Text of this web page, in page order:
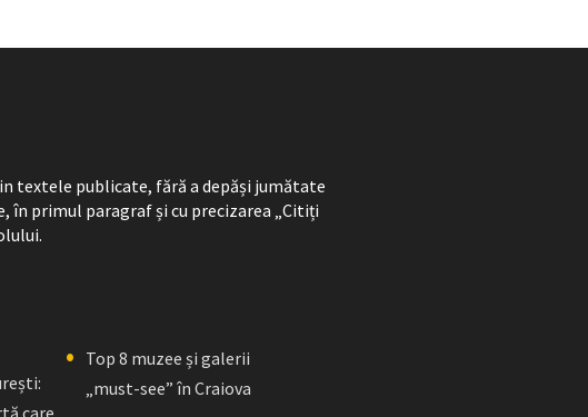
textele publicate, fără a depăși jumătate
primul paragraf și cu precizarea „Citiți
care
Top 8 muzee și galerii
„must-see” în Craiova